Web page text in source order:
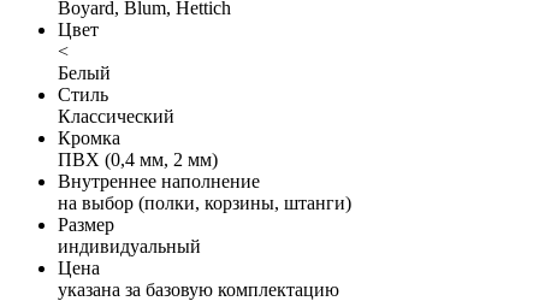
Boyard, Blum, Hettich
Цвет
<
Белый
Стиль
Классический
Кромка
ПВХ (0,4 мм, 2 мм)
Внутреннее наполнение
на выбор (полки, корзины, штанги)
Размер
индивидуальный
Цена
указана за базовую комплектацию